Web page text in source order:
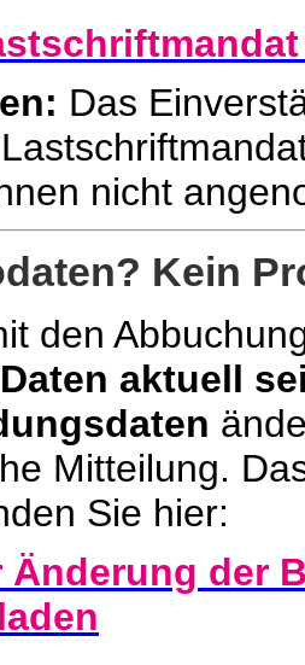
Das
nicht
Kein
den
aktuell
Mitteilung.
Sie hier:
Änderung der